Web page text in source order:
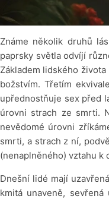
Známe několik druhů
paprsky světla odvíjí
Základem lidského
božstvím. Třetím
upřednostňuje sex před
úrovni strach ze smrti.
nevědomé úrovni
smrti, a strach z ní,
(nenaplněného) vztahu k
Dnešní lidé mají
kmitá unaveně,